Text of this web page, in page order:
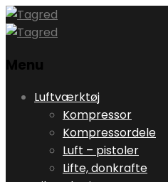
Menu
Skip
content
Luftværktøj
Kompressor
Kompressordele
Luft – pistoler
Lifte, donkrafte